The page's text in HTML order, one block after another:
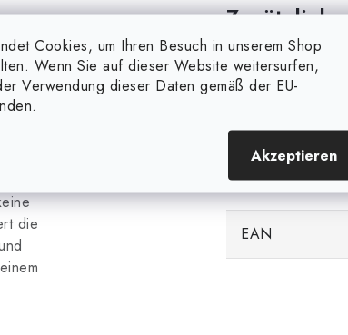
Cookies, um Ihren Besuch in unserem Shop
Wenn Sie auf dieser Website weitersurfen,
Verwendung dieser Daten gemäß der EU-
Akzeptieren
nur 100
sehr
die
Markieren
Kategorie
Gewicht
EAN